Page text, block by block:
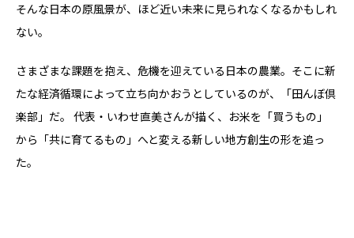
そんな日本の原風景が、ほど近い未来に見られなくなるかもしれ
ない。
さまざまな課題を抱え、危機を迎えている日本の農業。そこに新
たな経済循環によって立ち向かおうとしているのが、「田んぼ倶
楽部」だ。 代表・いわせ直美さんが描く、お米を「買うもの」
から「共に育てるもの」へと変える新しい地方創生の形を追っ
た。